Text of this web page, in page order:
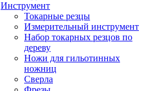
Инструмент
Токарные резцы
Измерительный инструмент
Набор токарных резцов по
дереву
Ножи для гильотинных
ножниц
Сверла